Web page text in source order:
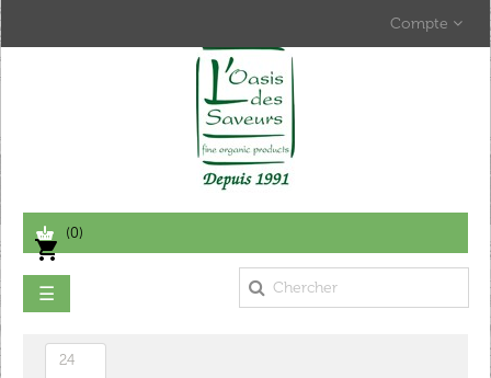
Compte
shopping_cart
(0)
Basculer
la
☰
24